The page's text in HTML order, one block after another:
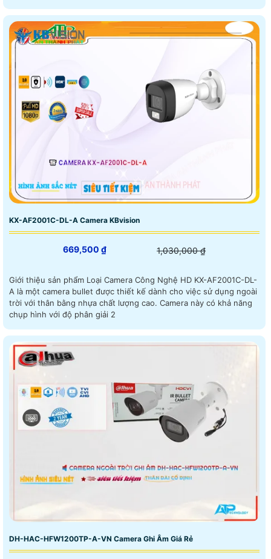
KX-AF2001C-DL-A Camera KBvision
669,500 ₫ 1,030,000 ₫
Giới thiệu sản phẩm Loại Camera Công Nghệ HD KX-AF2001C-DL-
A là một camera bullet được thiết kế dành cho việc sử dụng ngoài
trời với thân bằng nhựa chất lượng cao. Camera này có khả năng
chụp hình với độ phân giải 2
DH-HAC-HFW1200TP-A-VN Camera Ghi Âm Giá Rẻ